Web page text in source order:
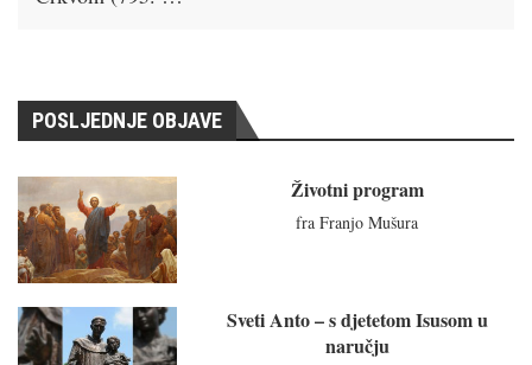
POSLJEDNJE OBJAVE
Životni program
fra Franjo Mušura
Sveti Anto – s djetetom Isusom u
naručju